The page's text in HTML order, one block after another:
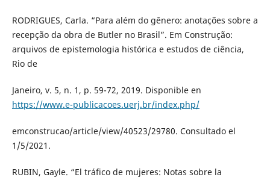
RODRIGUES, Carla. “Para além do gênero: anotações sobre a
recepção da obra de Butler no Brasil”. Em Construção:
arquivos de epistemologia histórica e estudos de ciência,
Rio de
Janeiro, v. 5, n. 1, p. 59-72, 2019. Disponible en
https://www.e-publicacoes.uerj.br/index.php/
emconstrucao/article/view/40523/29780. Consultado el
1/5/2021.
RUBIN, Gayle. “El tráfico de mujeres: Notas sobre la